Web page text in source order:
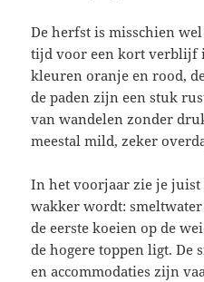
De herfst is misschien
tijd voor een kort verblijf
kleuren oranje en rood,
de paden zijn een stuk
van wandelen zonder
meestal mild, zeker
In het voorjaar zie je
wakker wordt:
de eerste koeien op de
de hogere toppen ligt. De
en accommodaties zijn